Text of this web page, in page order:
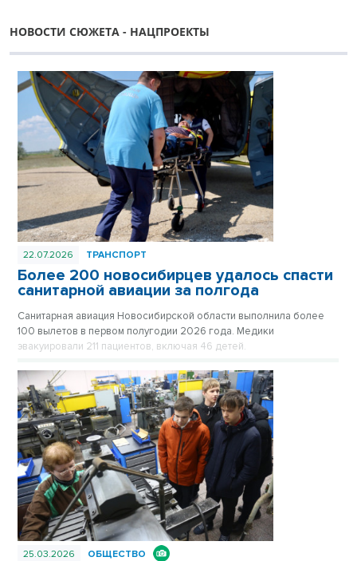
НОВОСТИ СЮЖЕТА - НАЦПРОЕКТЫ
22.07.2026 ТРАНСПОРТ
Более 200 новосибирцев удалось спасти
санитарной авиации за полгода
Санитарная авиация Новосибирской области выполнила более
100 вылетов в первом полугодии 2026 года. Медики
эвакуировали 211 пациентов, включая 46 детей.
25.03.2026 ОБЩЕСТВО